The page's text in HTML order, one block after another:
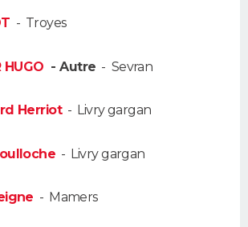
- Troyes
HUGO - Autre - Sevran
Herriot- Livry gargan
- Livry gargan
- Mamers